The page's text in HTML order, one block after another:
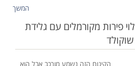
המשך
פירות מקורמלים עם גלידת
הקינוח הזה נשמע מורכב אבל הוא